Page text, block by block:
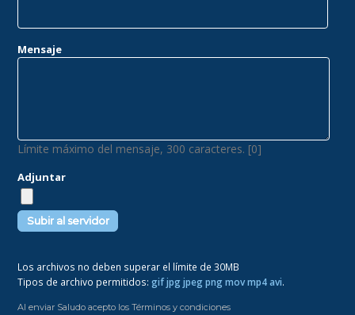
Mensaje
Límite máximo del mensaje, 300 caracteres. [0]
Adjuntar
Los archivos no deben superar el límite de 30MB
Tipos de archivo permitidos:gif jpg jpeg png mov mp4 avi.
Al enviar Saludo acepto los Términos y condiciones